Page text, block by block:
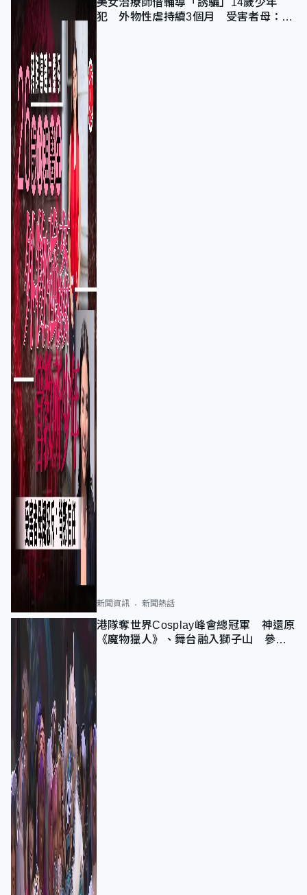
犯 外物性虐持續3個月 受害者母：要
新聞資訊 新聞熱話
港隊奪世界Cosplay峰會總冠軍 神還原
《魔物獵人》、舞台融入獅子山 參賽